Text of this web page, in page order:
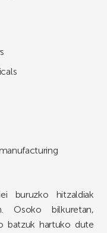
buruzko hitzaldiak
Osoko bilkuretan,
batzuk hartuko dute